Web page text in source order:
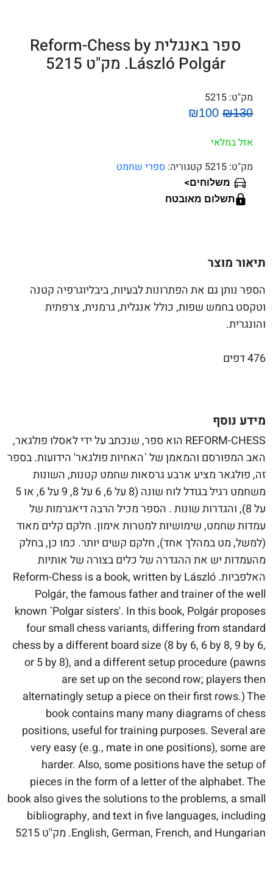
ספר באנגלית Reform-Chess by
László Polgár. מק"ט 5215
מק"ט: 5215
₪130
אזל במלאי
מק"ט: 5215 קטגוריה: ספרי שחמט
משלוחים>
תשלום מאובטח
תיאור מוצר
הספר נותן גם את הפתרונות לבעיות, ביבליוגרפיה קטנה
וטקסט בחמש שפות, כולל אנגלית, גרמנית, צרפתית
והונגרית.
476 דפים
מידע נוסף
REFORM-CHESS הוא ספר, שנכתב על ידי לאסלו פולגאר,
האב המפורסם והמאמן של `האחיות פולגאר' הידועות. בספר
זה, פולגאר מציע ארבע גרסאות שחמט קטנות, השונות
משחמט רגיל בגודל לוח שונה (8 על 6, 6 על 8, 9 על 6, או 5
על 8), והגדרות שונות . הספר מכיל הרבה דיאגרמות של
עמדות שחמט, שימושיות למטרות אימון. חלקם קלים מאוד
(למשל, מט במהלך אחד), חלקם קשים יותר. כמו כן, בחלק
מהעמדות יש את ההגדרה של כלים בצורה של אותיות
האלפביות. Reform-Chess is a book, written by László
Polgár, the famous father and trainer of the well
known `Polgar sisters'. In this book, Polgár proposes
four small chess variants, differing from standard
chess by a different board size (8 by 6, 6 by 8, 9 by 6,
or 5 by 8), and a different setup procedure (pawns
are set up on the second row; players then
alternatingly setup a piece on their first rows.) The
book contains many many diagrams of chess
positions, useful for training purposes. Several are
very easy (e.g., mate in one positions), some are
harder. Also, some positions have the setup of
pieces in the form of a letter of the alphabet. The
book also gives the solutions to the problems, a small
bibliography, and text in five languages, including
English, German, French, and Hungarian. מק''ט 5215